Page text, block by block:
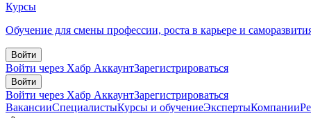
Курсы
Обучение для смены профессии, роста в карьере и
Войти
Войти через Хабр АккаунтЗарегистрироваться
Войти
Войти через Хабр АккаунтЗарегистрироваться
ВакансииСпециалистыКурсы и обучениеЭкспертыКомпании